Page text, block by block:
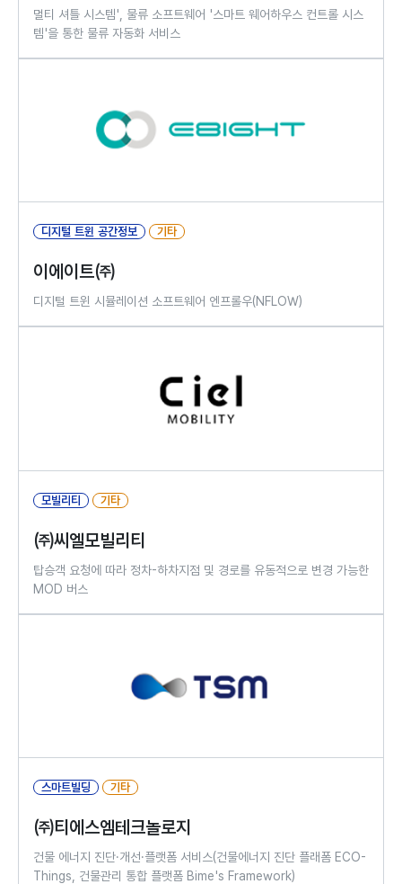
멀티 셔틀 시스템', 물류 소프트웨어 '스마트 웨어하우스 컨트롤 시스
템'을 통한 물류 자동화 서비스
디지털 트윈 공간정보 기타
이에이트㈜
디지털 트윈 시뮬레이션 소프트웨어 엔프롤우(NFLOW)
모빌리티 기타
㈜씨엘모빌리티
탑승객 요청에 따라 정차-하차지점 및 경로를 유동적으로 변경 가능한
MOD 버스
스마트빌딩 기타
㈜티에스엠테크놀로지
건물 에너지 진단·개선·플랫폼 서비스(건물에너지 진단 플래폼 ECO-
Things, 건물관리 통합 플랫폼 Bime's Framework)